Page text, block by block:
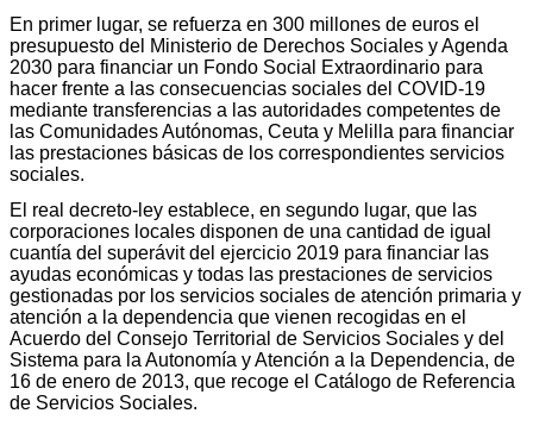
En primer lugar, se refuerza en 300 millones de euros el
presupuesto del Ministerio de Derechos Sociales y Agenda
2030 para financiar un Fondo Social Extraordinario para
hacer frente a las consecuencias sociales del COVID-19
mediante transferencias a las autoridades competentes de
las Comunidades Autónomas, Ceuta y Melilla para financiar
las prestaciones básicas de los correspondientes servicios
sociales.
El real decreto-ley establece, en segundo lugar, que las
corporaciones locales disponen de una cantidad de igual
cuantía del superávit del ejercicio 2019 para financiar las
ayudas económicas y todas las prestaciones de servicios
gestionadas por los servicios sociales de atención primaria y
atención a la dependencia que vienen recogidas en el
Acuerdo del Consejo Territorial de Servicios Sociales y del
Sistema para la Autonomía y Atención a la Dependencia, de
16 de enero de 2013, que recoge el Catálogo de Referencia
de Servicios Sociales.